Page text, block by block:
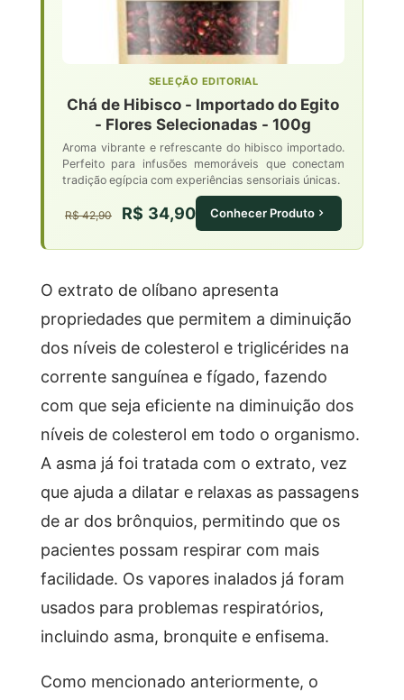
SELEÇÃO EDITORIAL
Chá de Hibisco - Importado do Egito
- Flores Selecionadas - 100g
Aroma vibrante e refrescante do hibisco importado.
Perfeito para infusões memoráveis que conectam
tradição egípcia com experiências sensoriais únicas.
R$ 42,90 R$ 34,90 Conhecer Produto
O extrato de olíbano apresenta
propriedades que permitem a diminuição
dos níveis de colesterol e triglicérides na
corrente sanguínea e fígado, fazendo
com que seja eficiente na diminuição dos
níveis de colesterol em todo o organismo.
A asma já foi tratada com o extrato, vez
que ajuda a dilatar e relaxas as passagens
de ar dos brônquios, permitindo que os
pacientes possam respirar com mais
facilidade. Os vapores inalados já foram
usados para problemas respiratórios,
incluindo asma, bronquite e enfisema.
Como mencionado anteriormente, o